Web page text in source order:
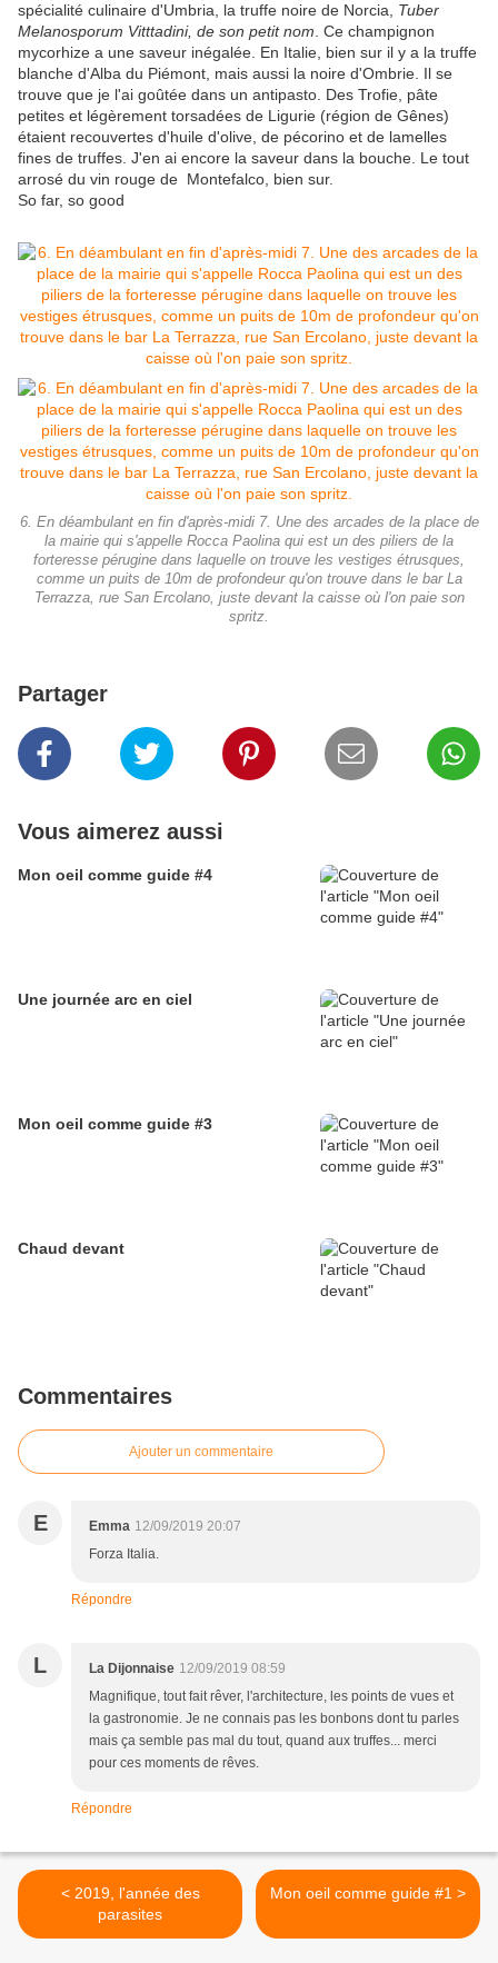
spécialité culinaire d'Umbria, la truffe noire de Norcia, Tuber
Melanosporum Vitttadini, de son petit nom . Ce champignon
mycorhize a une saveur inégalée. En Italie, bien sur il y a la truffe
blanche d'Alba du Piémont, mais aussi la noire d'Ombrie. Il se
trouve que je l'ai goûtée dans un antipasto. Des Trofie, pâte
petites et légèrement torsadées de Ligurie (région de Gênes)
étaient recouvertes d'huile d'olive, de pécorino et de lamelles
fines de truffes. J'en ai encore la saveur dans la bouche. Le tout
arrosé du vin rouge de Montefalco, bien sur.
So far, so good
6. En déambulant en fin d'après-midi 7. Une des arcades de la place de
la mairie qui s'appelle Rocca Paolina qui est un des piliers de la
forteresse pérugine dans laquelle on trouve les vestiges étrusques,
comme un puits de 10m de profondeur qu'on trouve dans le bar La
Terrazza, rue San Ercolano, juste devant la caisse où l'on paie son
spritz.
Partager
Vous aimerez aussi
Mon oeil comme guide #4
Une journée arc en ciel
Mon oeil comme guide #3
Chaud devant
Commentaires
Ajouter un commentaire
E Emma 12/09/2019 20:07
Forza Italia.
Répondre
L La Dijonnaise 12/09/2019 08:59
Magnifique, tout fait rêver, l'architecture, les points de vues et
la gastronomie. Je ne connais pas les bonbons dont tu parles
mais ça semble pas mal du tout, quand aux truffes... merci
pour ces moments de rêves.
Répondre
< 2019, l'année des
parasites
Mon oeil comme guide #1 >